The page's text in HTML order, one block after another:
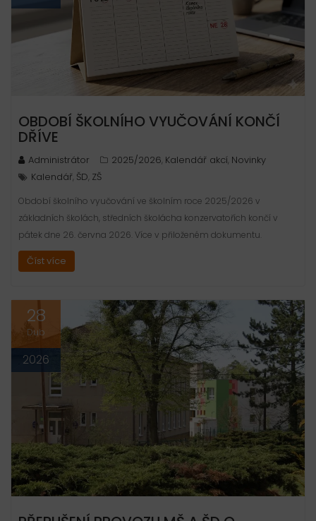
OBDOBÍ ŠKOLNÍHO VYUČOVÁNÍ KONČÍ
DŘÍVE
Administrátor 2025/2026, Kalendář akcí, Novinky
Kalendář, ŠD, ZŠ
Období školního vyučování ve školním roce 2025/2026 v
základních školách, středních školácha konzervatořích končí v
pátek dne 26. června 2026. Více v přiloženém dokumentu.
Číst více
28
Dub
2026